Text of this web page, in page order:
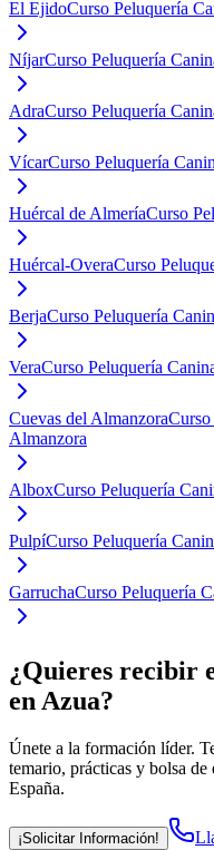
El EjidoCurso Peluquería
NíjarCurso Peluquería
AdraCurso Peluquería
VícarCurso Peluquería
Huércal de AlmeríaCurso
Huércal-OveraCurso
BerjaCurso Peluquería
VeraCurso Peluquería
Cuevas del AlmanzoraCurso
Almanzora
AlboxCurso Peluquería
PulpíCurso Peluquería
GarruchaCurso Peluquería
¿Quieres recibir
en Azua?
Únete a la formación líder.
temario, prácticas y bolsa
España.
¡Solicitar Información!